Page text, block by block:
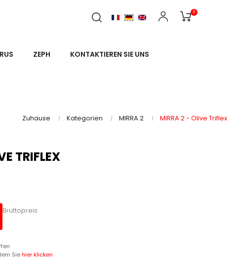
0
ZEPH KONTAKTIEREN SIE UNS
Zuhause Kategorien MIRRA 2 MIRRA 2 - Olive Triflex
TRIFLEX
Bruttopreis
Siehier klicken